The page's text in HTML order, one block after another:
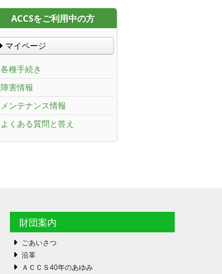
ACCSをご利用中の方
マイページ
各種手続き
障害情報
メンテナンス情報
よくある質問と答え
財団案内
ごあいさつ
沿革
ＡＣＣＳ40年のあゆみ